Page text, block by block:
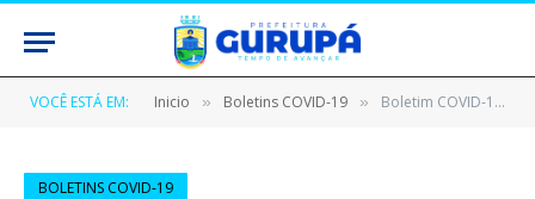
VOCÊ ESTÁ EM: Inicio » Boletins COVID-19 » Boletim COVID-19 (05/05/2020)
BOLETINS COVID-19